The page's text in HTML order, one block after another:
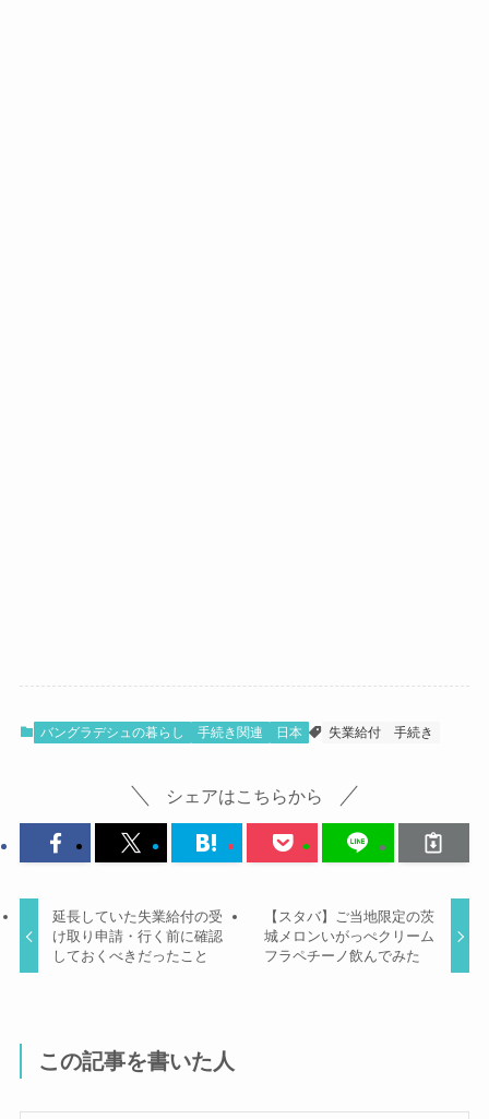
バングラデシュの暮らし 手続き関連 日本 失業給付 手続き
シェアはこちらから
延長していた失業給付の受
け取り申請・行く前に確認
しておくべきだったこと
【スタバ】ご当地限定の茨
城メロンいがっぺクリーム
フラペチーノ飲んでみた
この記事を書いた人